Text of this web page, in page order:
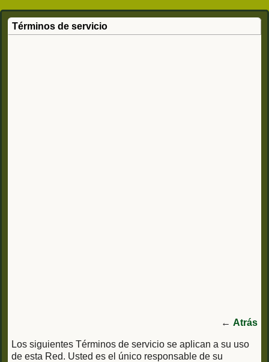
Términos de servicio
← Atrás
Los siguientes Términos de servicio se aplican a su uso
de esta Red. Usted es el único responsable de su